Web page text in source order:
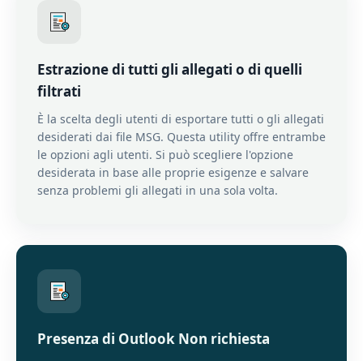
Estrazione di tutti gli allegati o di quelli
filtrati
È la scelta degli utenti di esportare tutti o gli allegati
desiderati dai file MSG. Questa utility offre entrambe
le opzioni agli utenti. Si può scegliere l'opzione
desiderata in base alle proprie esigenze e salvare
senza problemi gli allegati in una sola volta.
Presenza di Outlook Non richiesta